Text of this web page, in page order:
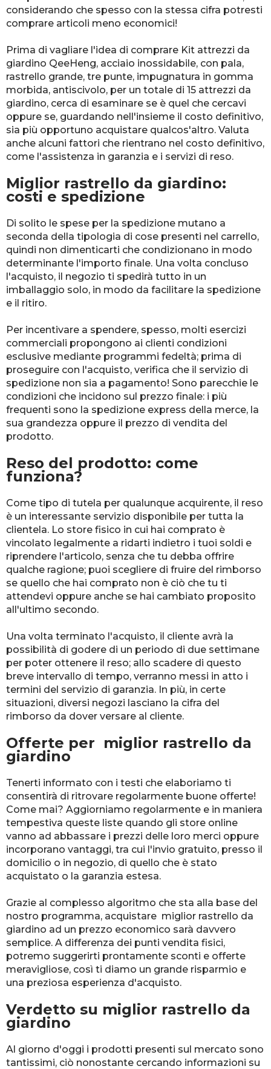
considerando che spesso con la stessa cifra potresti
comprare articoli meno economici!
Prima di vagliare l'idea di comprare Kit attrezzi da
giardino QeeHeng, acciaio inossidabile, con pala,
rastrello grande, tre punte, impugnatura in gomma
morbida, antiscivolo, per un totale di 15 attrezzi da
giardino, cerca di esaminare se è quel che cercavi
oppure se, guardando nell'insieme il costo definitivo,
sia più opportuno acquistare qualcos'altro. Valuta
anche alcuni fattori che rientrano nel costo definitivo,
come l'assistenza in garanzia e i servizi di reso.
Miglior rastrello da giardino:
costi e spedizione
Di solito le spese per la spedizione mutano a
seconda della tipologia di cose presenti nel carrello,
quindi non dimenticarti che condizionano in modo
determinante l'importo finale. Una volta concluso
l'acquisto, il negozio ti spedirà tutto in un
imballaggio solo, in modo da facilitare la spedizione
e il ritiro.
Per incentivare a spendere, spesso, molti esercizi
commerciali propongono ai clienti condizioni
esclusive mediante programmi fedeltà; prima di
proseguire con l'acquisto, verifica che il servizio di
spedizione non sia a pagamento! Sono parecchie le
condizioni che incidono sul prezzo finale: i più
frequenti sono la spedizione express della merce, la
sua grandezza oppure il prezzo di vendita del
prodotto.
Reso del prodotto: come
funziona?
Come tipo di tutela per qualunque acquirente, il reso
è un interessante servizio disponibile per tutta la
clientela. Lo store fisico in cui hai comprato è
vincolato legalmente a ridarti indietro i tuoi soldi e
riprendere l'articolo, senza che tu debba offrire
qualche ragione; puoi scegliere di fruire del rimborso
se quello che hai comprato non è ciò che tu ti
attendevi oppure anche se hai cambiato proposito
all'ultimo secondo.
Una volta terminato l'acquisto, il cliente avrà la
possibilità di godere di un periodo di due settimane
per poter ottenere il reso; allo scadere di questo
breve intervallo di tempo, verranno messi in atto i
termini del servizio di garanzia. In più, in certe
situazioni, diversi negozi lasciano la cifra del
rimborso da dover versare al cliente.
Offerte per miglior rastrello da
giardino
Tenerti informato con i testi che elaboriamo ti
consentirà di ritrovare regolarmente buone offerte!
Come mai? Aggiorniamo regolarmente e in maniera
tempestiva queste liste quando gli store online
vanno ad abbassare i prezzi delle loro merci oppure
incorporano vantaggi, tra cui l'invio gratuito, presso il
domicilio o in negozio, di quello che è stato
acquistato o la garanzia estesa.
Grazie al complesso algoritmo che sta alla base del
nostro programma, acquistare miglior rastrello da
giardino ad un prezzo economico sarà davvero
semplice. A differenza dei punti vendita fisici,
potremo suggerirti prontamente sconti e offerte
meravigliose, così ti diamo un grande risparmio e
una preziosa esperienza d'acquisto.
Verdetto su miglior rastrello da
giardino
Al giorno d'oggi i prodotti presenti sul mercato sono
tantissimi, ciò nonostante cercando informazioni su